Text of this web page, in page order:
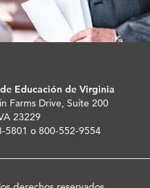
Educación de Virginia
Farms Drive, Suite 200
23229
5801 o 800-552-9554